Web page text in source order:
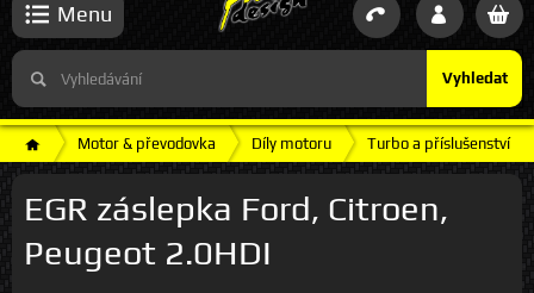
Vyhledat
Menu
Motor & převodovka Díly motoru Turbo a příslušenství
EGR záslepka Ford, Citroen,
Peugeot 2.0HDI